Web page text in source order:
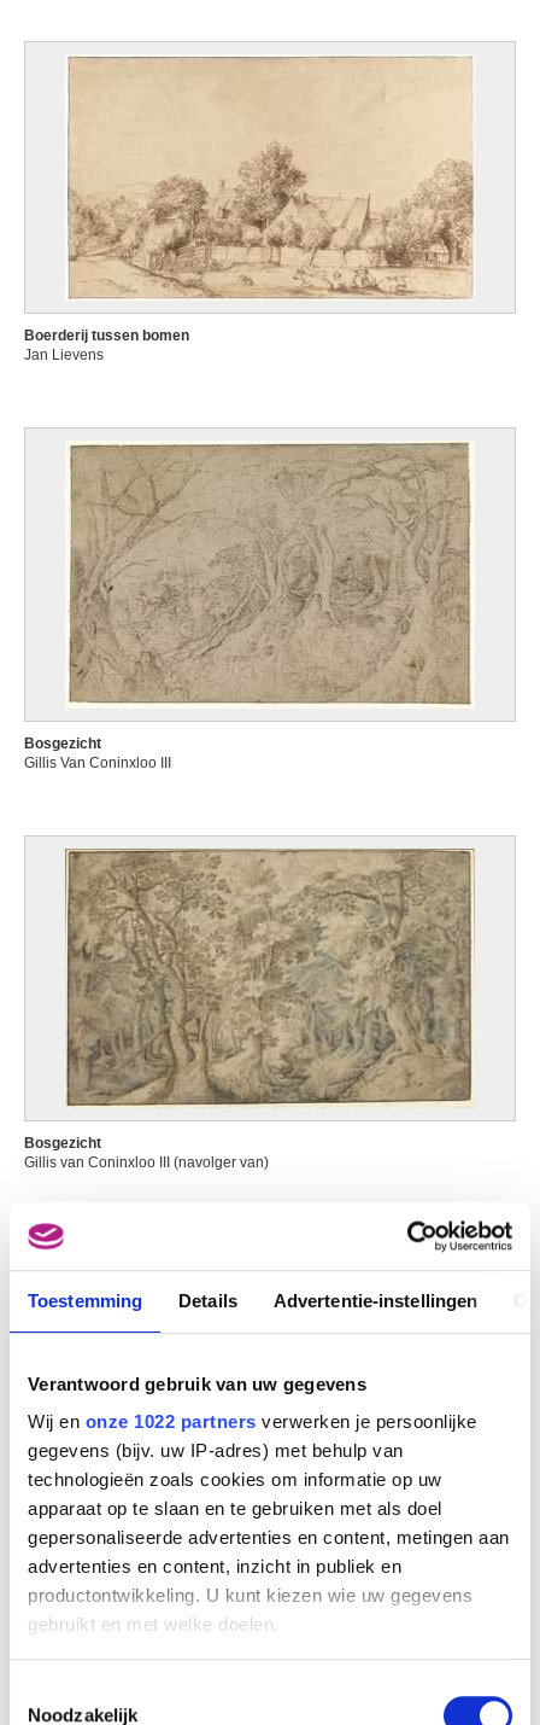
Toestemming Details Advertentie-instellingen
Verantwoord gebruik van uw gegevens
Wij en onze 1022 partners verwerken je persoonlijke
gegevens (bijv. uw IP-adres) met behulp van
technologieën zoals cookies om informatie op uw
apparaat op te slaan en te gebruiken met als doel
gepersonaliseerde advertenties en content, metingen aan
advertenties en content, inzicht in publiek en
productontwikkeling. U kunt kiezen wie uw gegevens
gebruikt en met welke doelen.
Informatie verzamelen over uw geografische
Noodzakelijk
Boerderij tussen bomen
Jan Lievens
Bosgezicht
Gillis Van Coninxloo III
Bosgezicht
Gillis van Coninxloo III (navolger van)